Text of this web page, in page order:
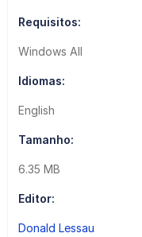
Requisitos:
Windows All
Idiomas:
English
Tamanho:
6.35 MB
Editor:
Donald Lessau